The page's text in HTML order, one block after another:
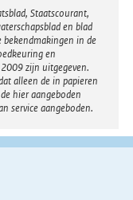
Staatscourant,
en blad
bekendmakingen in de
en
zijn uitgegeven.
alleen de in papieren
hier aangeboden
service aangeboden.